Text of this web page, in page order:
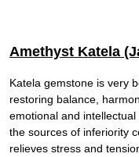
Amethyst Katela
Katela gemstone is very
restoring balance,
emotional and
the sources of inferiority
relieves stress and